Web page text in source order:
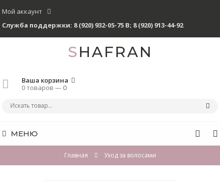
Мой аккаунт
Служба поддержки: 8 (920) 932-05-75 В; 8 (920) 913-44-92
SHAFRAN
Ваша корзина
0 товаров —0
МЕНЮ
Главная Уход за волосами